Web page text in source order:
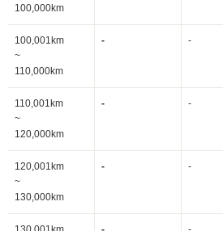
100,000km
100,001km
~
110,000km
- -
110,001km
~
120,000km
- -
120,001km
~
130,000km
- -